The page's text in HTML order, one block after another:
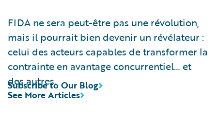
FIDA ne sera peut-être pas une révolution,
mais il pourrait bien devenir un révélateur :
celui des acteurs capables de transformer la
contrainte en avantage concurrentiel… et
des autres.
See More Articles
Subscribe to Our Blog